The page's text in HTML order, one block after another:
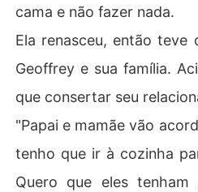
cama e não fazer nada.
Ela renasceu, então teve
Geoffrey e sua família.
que consertar seu
"Papai e mamãe vão
tenho que ir à cozinha
Quero que eles tenham